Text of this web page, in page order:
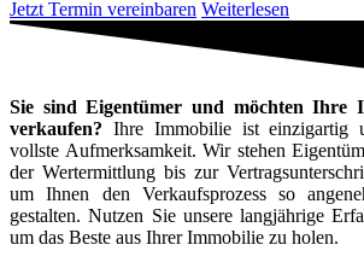
Jetzt Termin vereinbaren Weiterlesen
Sie sind Eigentümer und möchten Ihre
verkaufen? Ihre Immobilie ist einzigartig
vollste Aufmerksamkeit. Wir stehen
der Wertermittlung bis zur
um Ihnen den Verkaufsprozess so
gestalten. Nutzen Sie unsere langjährige
um das Beste aus Ihrer Immobilie zu holen.